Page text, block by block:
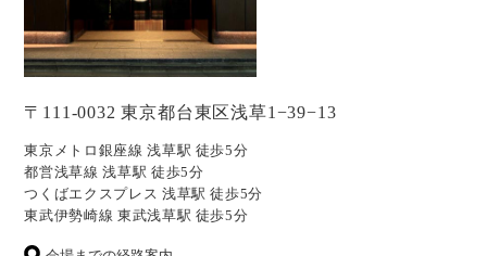
〒111-0032 東京都台東区浅草1−39−13
東京メトロ銀座線 浅草駅 徒歩5分
都営浅草線 浅草駅 徒歩5分
つくばエクスプレス 浅草駅 徒歩5分
東武伊勢崎線 東武浅草駅 徒歩5分